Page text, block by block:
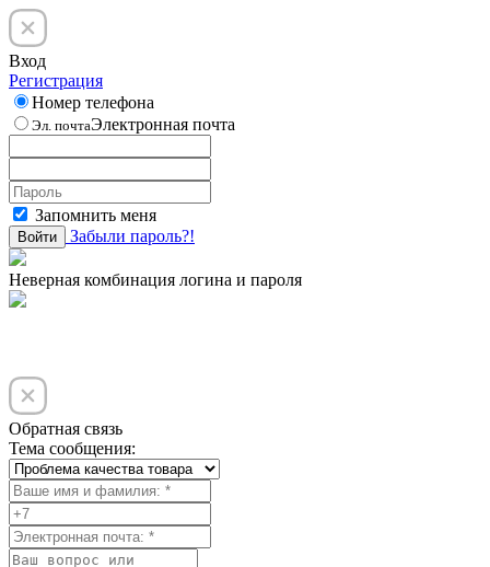
Вход
Регистрация
Номер телефона
Эл. почтаЭлектронная почта
Запомнить меня
Войти Забыли пароль?!
Неверная комбинация логина и пароля
Обратная связь
Тема сообщения: